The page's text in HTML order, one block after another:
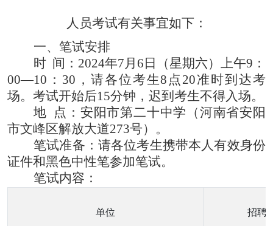
人员考试有关事宜如下：
一、 笔试安排
时 间： 2024年7月6日（星期六）上午9：
00—10：30，请各位考生8点 20准时到达考
场。考试开始后15分钟，迟到考生不得入场。
地 点：安阳市第二十中学（河南省安阳
市文峰区解放大道273号）。
笔试准备： 请各位考生携带本人有效身份
证件和黑色中性笔参加笔试。
笔试内容：
单位 招聘